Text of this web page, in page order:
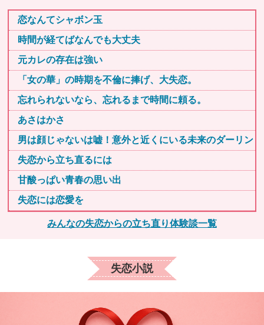
恋なんてシャボン玉
時間が経てばなんでも大丈夫
元カレの存在は強い
「女の華」の時期を不倫に捧げ、大失恋。
忘れられないなら、忘れるまで時間に頼る。
あさはかさ
男は顔じゃないは嘘！意外と近くにいる未来のダーリン
失恋から立ち直るには
甘酸っぱい青春の思い出
失恋には恋愛を
みんなの失恋からの立ち直り体験談一覧
失恋小説